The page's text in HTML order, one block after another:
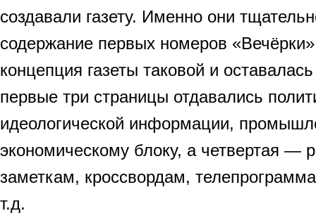
создавали газету. Именно они
содержание первых номеров
концепция газеты таковой и
первые три страницы отдавались
идеологической информации,
экономическому блоку, а четвертая —
заметкам, кроссвордам,
т.д.